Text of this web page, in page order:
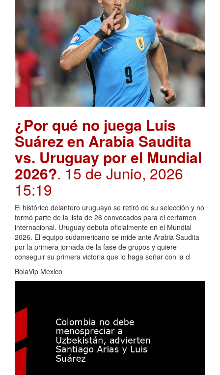
¿Por qué no juega Luis
Suárez en Arabia Saudita
vs. Uruguay por el Mundial
2026?. 15 de Junio, 2026
15:19
El histórico delantero uruguayo se retiró de su selección y no
formó parte de la lista de 26 convocados para el certamen
internacional. Uruguay debuta oficialmente en el Mundial
2026. El equipo sudamericano se mide ante Arabia Saudita
por la primera jornada de la fase de grupos y quiere
conseguir su primera victoria que lo haga soñar con la cl
BolaVip Mexico